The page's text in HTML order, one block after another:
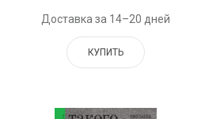
Доставка за 14–20 дней
КУПИТЬ